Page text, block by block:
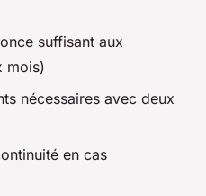
suffisant aux
mois)
nécessaires avec deux
en cas